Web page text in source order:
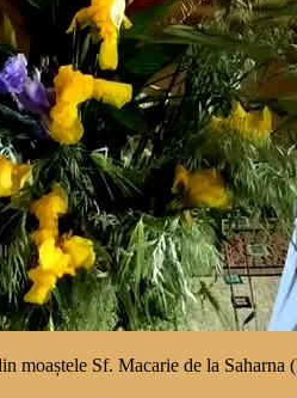
moaștele Sf. Macarie de la Saharna